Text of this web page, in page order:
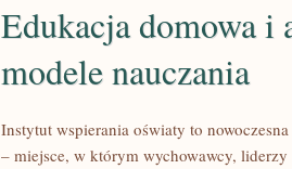
Edukacja domowa i
modele nauczania
Instytut wspierania oświaty to
– miejsce, w którym wychowawcy, liderzy